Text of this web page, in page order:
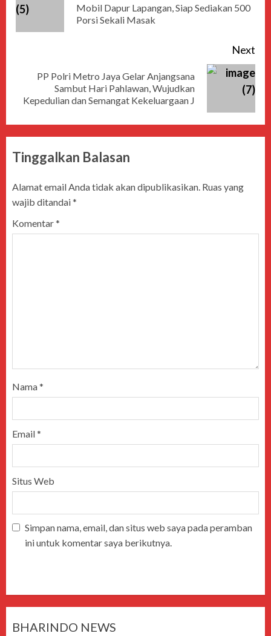
Mobil Dapur Lapangan, Siap Sediakan 500
Porsi Sekali Masak
Next
PP Polri Metro Jaya Gelar Anjangsana
Sambut Hari Pahlawan, Wujudkan
Kepedulian dan Semangat Kekeluargaan J
Tinggalkan Balasan
Alamat email Anda tidak akan dipublikasikan. Ruas yang
wajib ditandai*
Komentar*
Nama*
Email*
Situs Web
Simpan nama, email, dan situs web saya pada peramban
ini untuk komentar saya berikutnya.
BHARINDO NEWS